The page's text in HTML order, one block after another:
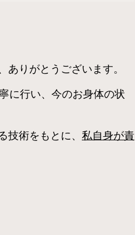
りがとうございます。
に行い、今のお身体の状
技術をもとに、 私自身が責